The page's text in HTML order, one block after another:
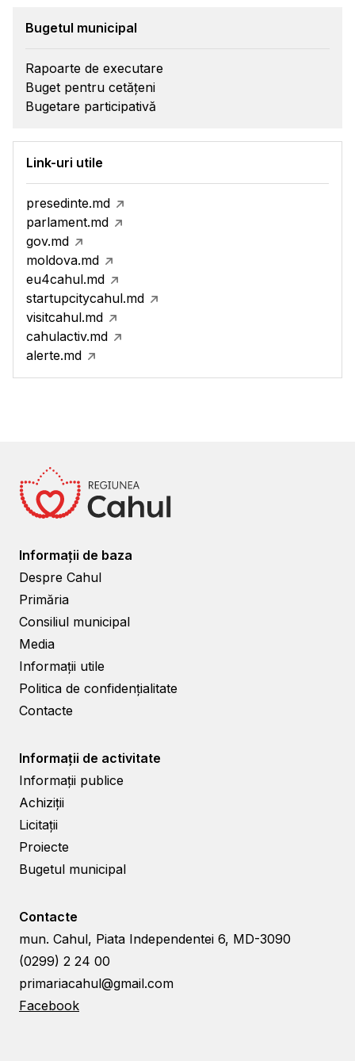
Bugetul municipal
Rapoarte de executare
Buget pentru cetățeni
Bugetare participativă
Link-uri utile
presedinte.md
parlament.md
gov.md
moldova.md
eu4cahul.md
startupcitycahul.md
visitcahul.md
cahulactiv.md
alerte.md
Informații de baza
Despre Cahul
Primăria
Consiliul municipal
Media
Informații utile
Politica de confidențialitate
Contacte
Informații de activitate
Informații publice
Achiziții
Licitații
Proiecte
Bugetul municipal
Contacte
mun. Cahul, Piata Independentei 6, MD-3090
(0299) 2 24 00
primariacahul@gmail.com
Facebook